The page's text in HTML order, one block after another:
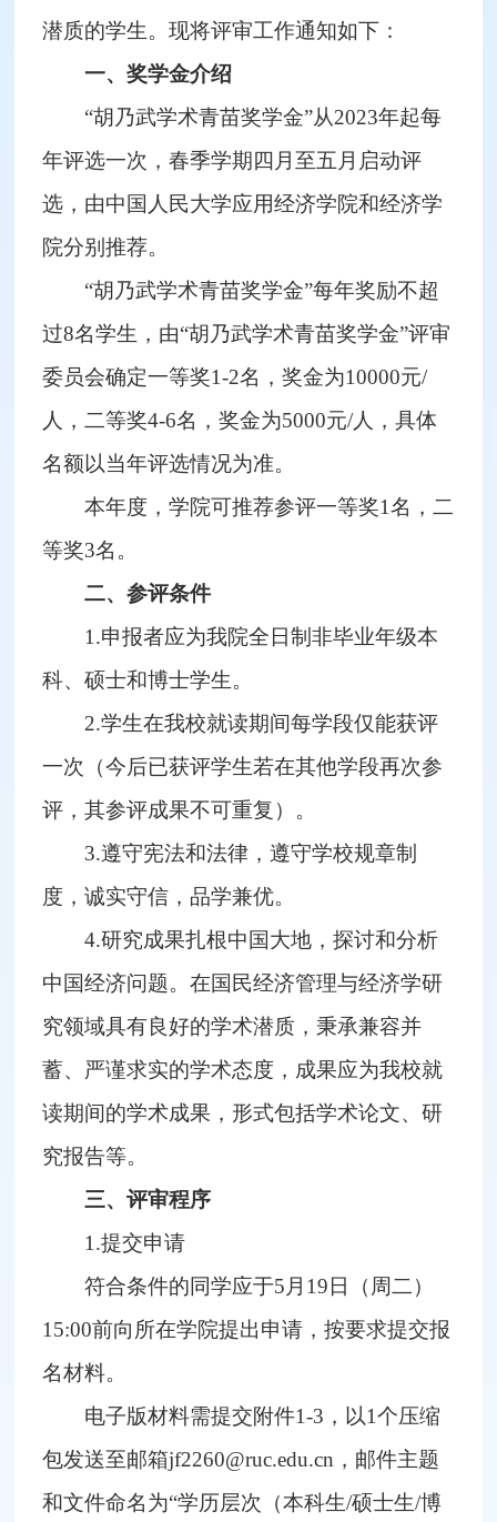
潜质的学生。现将评审工作通知如下：
一、奖学金介绍
“胡乃武学术青苗奖学金”从2023年起每
年评选一次，春季学期四月至五月启动评
选，由中国人民大学应用经济学院和经济学
院分别推荐。
“胡乃武学术青苗奖学金”每年奖励不超
过8名学生，由“胡乃武学术青苗奖学金”评审
委员会确定一等奖1-2名，奖金为10000元/
人，二等奖4-6名，奖金为5000元/人，具体
名额以当年评选情况为准。
本年度，学院可推荐参评一等奖1名，二
等奖3名。
二、参评条件
1.申报者应为我院全日制非毕业年级本
科、硕士和博士学生。
2.学生在我校就读期间每学段仅能获评
一次（今后已获评学生若在其他学段再次参
评，其参评成果不可重复）。
3.遵守宪法和法律，遵守学校规章制
度，诚实守信，品学兼优。
4.研究成果扎根中国大地，探讨和分析
中国经济问题。在国民经济管理与经济学研
究领域具有良好的学术潜质，秉承兼容并
蓄、严谨求实的学术态度，成果应为我校就
读期间的学术成果，形式包括学术论文、研
究报告等。
三、评审程序
1.提交申请
符合条件的同学应于5月19日（周二）
15:00前向所在学院提出申请，按要求提交报
名材料。
电子版材料需提交附件1-3，以1个压缩
包发送至邮箱jf2260@ruc.edu.cn，邮件主题
和文件命名为“学历层次（本科生/硕士生/博